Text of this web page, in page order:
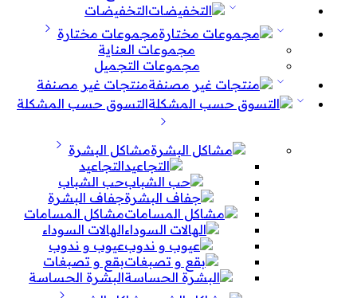
التخفيضات
مجموعات مختارة
مجموعات العناية
مجموعات التجميل
منتجات غير مصنفة
التسوق حسب المشكلة
مشاكل البشرة
التجاعيد
حب الشباب
جفاف البشرة
مشاكل المسامات
الهالات السوداء
عيوب و ندوب
بقع و تصبغات
البشرة الحساسة